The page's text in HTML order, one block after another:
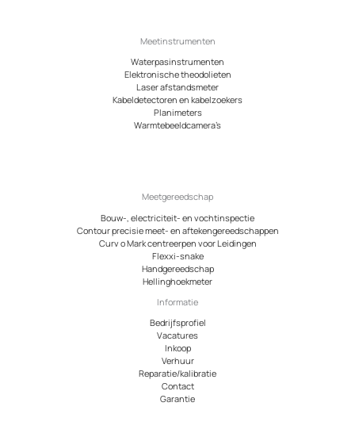
Meetinstrumenten
Waterpasinstrumenten
Elektronische theodolieten
Laser afstandsmeter
Kabeldetectoren en kabelzoekers
Planimeters
Warmtebeeldcamera’s
Meetgereedschap
Bouw-, electriciteit- en vochtinspectie
Contour precisie meet- en aftekengereedschappen
Curv o Mark centreerpen voor Leidingen
Flexxi-snake
Handgereedschap
Hellinghoekmeter
Informatie
Bedrijfsprofiel
Vacatures
Inkoop
Verhuur
Reparatie/kalibratie
Contact
Garantie